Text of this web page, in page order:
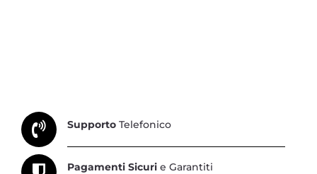
Supporto Telefonico
Pagamenti Sicuri e Garantiti